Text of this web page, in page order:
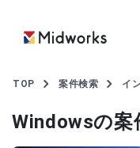
TOP 案件検索 イ
Windowsの案